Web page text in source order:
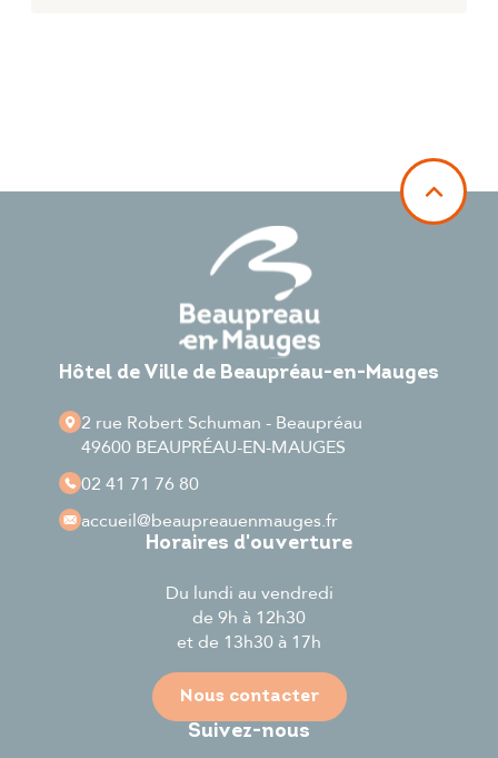
Hôtel de Ville de Beaupréau-en-Mauges
2 rue Robert Schuman - Beaupréau
49600 BEAUPRÉAU-EN-MAUGES
02 41 71 76 80
accueil@beaupreauenmauges.fr
Horaires d'ouverture
Du lundi au vendredi
de 9h à 12h30
et de 13h30 à 17h
Nous contacter
Suivez-nous